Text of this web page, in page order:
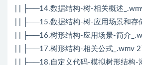
| | ├──14.数据结构-树-相关概述
| | ├──15.数据结构-树-应用场景和存
| | ├──16.树形结构-应用场景-简介
| | ├──17.树形结构-相关公式_.wmv
| | ├──18.自定义代码-模拟树形结构-